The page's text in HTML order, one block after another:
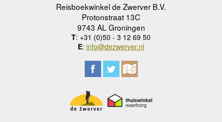
Reisboekwinkel de Zwerver B.V.
Protonstraat 13C
9743 AL Groningen
T: +31 (0)50 - 3 12 69 50
E: info@dezwerver.nl